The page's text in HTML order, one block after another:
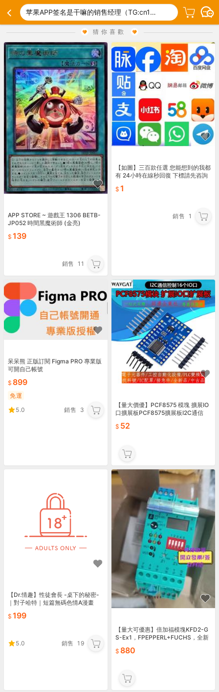
苹果APP签名是干嘛的销售经理（TG:cn17883）.ups
猜你喜歡
APP STORE ~ 遊戲王 1306 BETB-
JP052 時間黑魔術師 (金亮)
139
銷售 11
【如圖】三百款任選 您能想到的我都
有 24小時在線秒回復 下標請先咨詢
1
銷售 1
呆呆熊 正版訂閱 Figma PRO 專業版
可開自己帳號
899
免運
5.0
銷售 3
【量大價優】PCF8575 模塊 擴展IO
口擴展板PCF8575擴展板I2C通信
52
【Dr.情趣】性徒會長 -桌下的秘密-
｜對子哈特｜短篇無碼色情A漫畫
199
5.0 銷售 19
【量大可優惠】倍加福模塊KFD2-G
S-Ex1，FPEPPERL+FUCHS，全新
880